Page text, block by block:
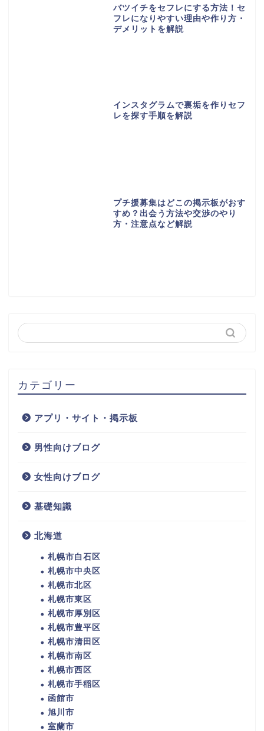
バツイチをセフレにする方法！セ
フレになりやすい理由や作り方・
デメリットを解説
インスタグラムで裏垢を作りセフ
レを探す手順を解説
プチ援募集はどこの掲示板がおす
すめ？出会う方法や交渉のやり
方・注意点など解説
カテゴリー
アプリ・サイト・掲示板
男性向けブログ
女性向けブログ
基礎知識
北海道
札幌市白石区
札幌市中央区
札幌市北区
札幌市東区
札幌市厚別区
札幌市豊平区
札幌市清田区
札幌市南区
札幌市西区
札幌市手稲区
函館市
旭川市
室蘭市